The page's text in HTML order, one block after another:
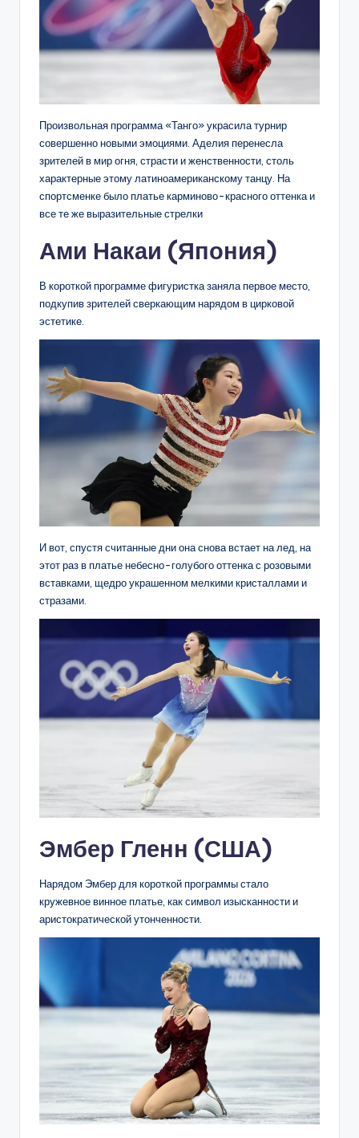
Произвольная программа «Танго» украсила турнир
совершенно новыми эмоциями. Аделия перенесла
зрителей в мир огня, страсти и женственности, столь
характерные этому латиноамериканскому танцу. На
спортсменке было платье карминово-красного оттенка и
все те же выразительные стрелки
Ами Накаи (Япония)
В короткой программе фигуристка заняла первое место,
подкупив зрителей сверкающим нарядом в цирковой
эстетике.
И вот, спустя считанные дни она снова встает на лед, на
этот раз в платье небесно-голубого оттенка с розовыми
вставками, щедро украшенном мелкими кристаллами и
стразами.
Эмбер Гленн (США)
Нарядом Эмбер для короткой программы стало
кружевное винное платье, как символ изысканности и
аристократической утонченности.